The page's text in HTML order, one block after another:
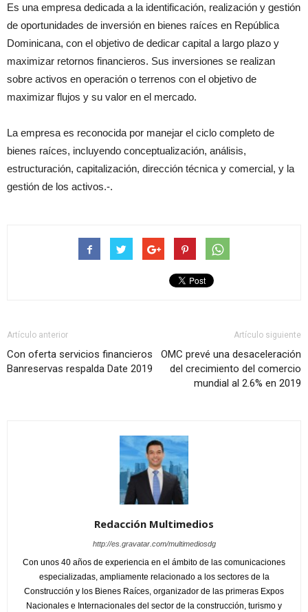
Es una empresa dedicada a la identificación, realización y gestión
de oportunidades de inversión en bienes raíces en República
Dominicana, con el objetivo de dedicar capital a largo plazo y
maximizar retornos financieros. Sus inversiones se realizan
sobre activos en operación o terrenos con el objetivo de
maximizar flujos y su valor en el mercado.
La empresa es reconocida por manejar el ciclo completo de
bienes raíces, incluyendo conceptualización, análisis,
estructuración, capitalización, dirección técnica y comercial, y la
gestión de los activos.-.
Artículo anterior
Con oferta servicios financieros
Banreservas respalda Date 2019
Artículo siguiente
OMC prevé una desaceleración
del crecimiento del comercio
mundial al 2.6% en 2019
Redacción Multimedios
http://es.gravatar.com/multimediosdg
Con unos 40 años de experiencia en el ámbito de las comunicaciones
especializadas, ampliamente relacionado a los sectores de la
Construcción y los Bienes Raíces, organizador de las primeras Expos
Nacionales e Internacionales del sector de la construcción, turismo y